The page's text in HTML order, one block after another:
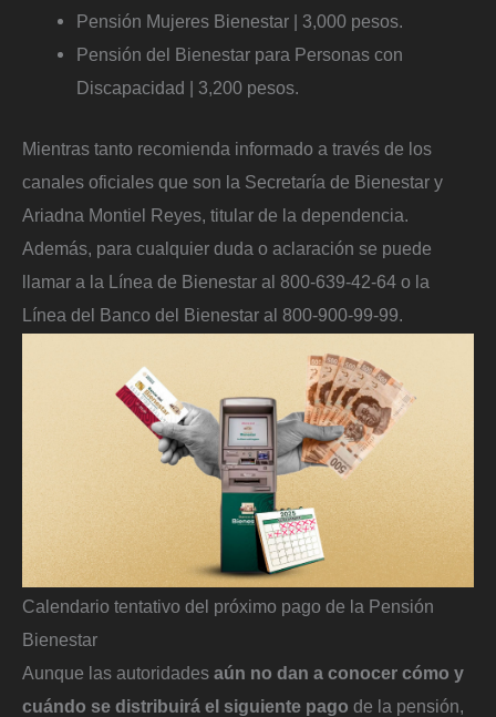
Pensión Mujeres Bienestar | 3,000 pesos.
Pensión del Bienestar para Personas con
Discapacidad | 3,200 pesos.
Mientras tanto recomienda informado a través de los
canales oficiales que son la Secretaría de Bienestar y
Ariadna Montiel Reyes, titular de la dependencia.
Además, para cualquier duda o aclaración se puede
llamar a la Línea de Bienestar al 800-639-42-64 o la
Línea del Banco del Bienestar al 800-900-99-99.
Calendario tentativo del próximo pago de la Pensión
Bienestar
Aunque las autoridades aún no dan a conocer cómo y
cuándo se distribuirá el siguiente pago de la pensión,